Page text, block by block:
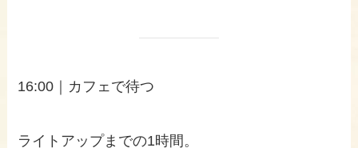
16:00｜カフェで待つ
ライトアップまでの1時間。